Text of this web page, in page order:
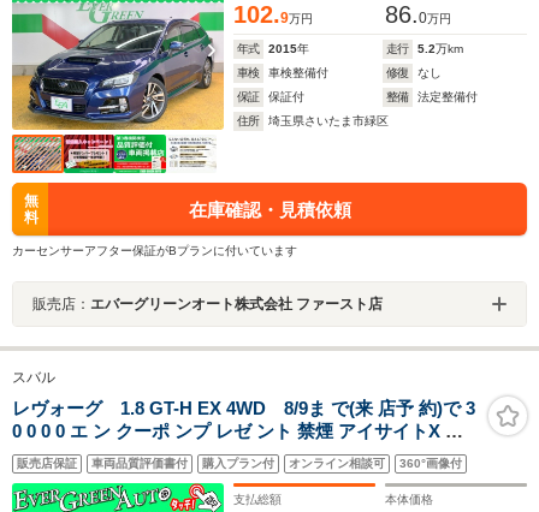
102.9万円 86.0万円
年式 2015年 走行 5.2万km
車検
車検整備付 修復
なし
保証
保証付 整備
法定整備付
住所
埼玉県さいたま市緑区
無
料
在庫確認・見積依頼
カーセンサーアフター保証がBプランに付いています
販売店： エバーグリーンオート株式会社 ファースト店
スバル
レヴォーグ 1.8 GT-H EX 4WD 8/9ま で(来 店予 約)で 3
0 0 0 0 エ ン クーポ ンプ レゼ ント 禁煙 アイサイトX 純
正11.6インチオプションナビ ブラインドスポットモニタ
ー 電動リアゲート 衝突軽減ブレーキ レーンキープ サイ
ド/バックカメラ
販売店保証 車両品質評価書付 購入プラン付 オンライン相談可 360°画像付
支払総額 本体価格